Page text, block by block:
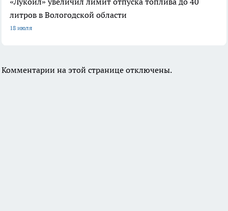
литров в Вологодской области
18 июля
Комментарии на этой странице отключены.